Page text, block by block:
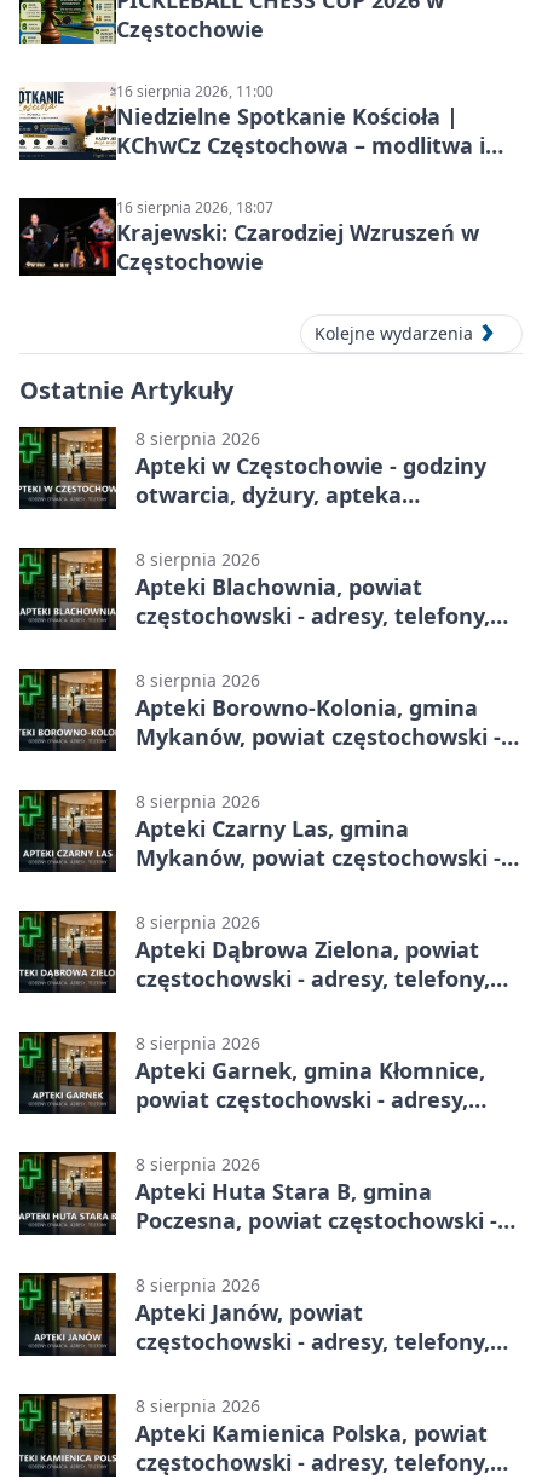
Częstochowie
16 sierpnia 2026, 11:00
Niedzielne Spotkanie Kościoła |
KChwCz Częstochowa – modlitwa i
16 sierpnia 2026, 18:07
Krajewski: Czarodziej Wzruszeń w
Częstochowie
Kolejne wydarzenia
Ostatnie Artykuły
8 sierpnia 2026
Apteki w Częstochowie - godziny
otwarcia, dyżury, apteka
8 sierpnia 2026
Apteki Blachownia, powiat
częstochowski - adresy, telefony,
8 sierpnia 2026
Apteki Borowno-Kolonia, gmina
Mykanów, powiat częstochowski -
8 sierpnia 2026
Apteki Czarny Las, gmina
Mykanów, powiat częstochowski -
8 sierpnia 2026
Apteki Dąbrowa Zielona, powiat
częstochowski - adresy, telefony,
8 sierpnia 2026
Apteki Garnek, gmina Kłomnice,
powiat częstochowski - adresy,
8 sierpnia 2026
Apteki Huta Stara B, gmina
Poczesna, powiat częstochowski -
8 sierpnia 2026
Apteki Janów, powiat
częstochowski - adresy, telefony,
8 sierpnia 2026
Apteki Kamienica Polska, powiat
częstochowski - adresy, telefony,